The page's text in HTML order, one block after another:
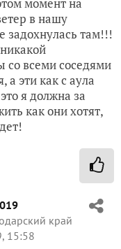
в нашу
задохнулась там!!!
со всеми соседями
эти как с аула
я должна за
как они хотят,
край
15:58